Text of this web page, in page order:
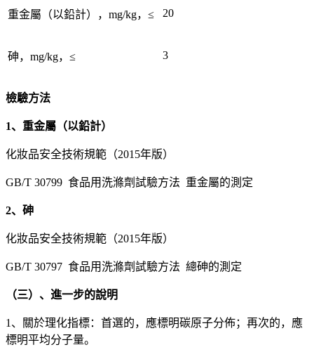
重金屬（以鉛計），mg/kg，≤ 20
砷，mg/kg，≤ 3
檢驗方法
1、重金屬（以鉛計）
化妝品安全技術規範（2015年版）
GB/T 30799 食品用洗滌劑試驗方法 重金屬的測定
2、砷
化妝品安全技術規範（2015年版）
GB/T 30797 食品用洗滌劑試驗方法 總砷的測定
（三）、進一步的說明
1、關於理化指標：首選的，應標明碳原子分佈；再次的，應
標明平均分子量。